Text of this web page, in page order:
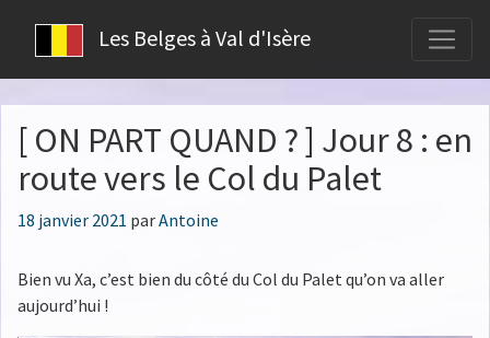
Les Belges à Val d'Isère
[ ON PART QUAND ? ] Jour 8 : en
route vers le Col du Palet
Publié
18 janvier 2021 parAntoine
Bien vu Xa, c’est bien du côté du Col du Palet qu’on va aller
aujourd’hui !